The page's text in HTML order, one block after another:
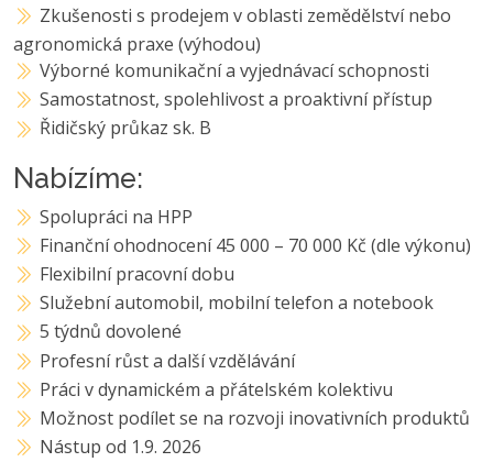
Zkušenosti s prodejem v oblasti zemědělství nebo
agronomická praxe (výhodou)
Výborné komunikační a vyjednávací schopnosti
Samostatnost, spolehlivost a proaktivní přístup
Řidičský průkaz sk. B
Nabízíme:
Spolupráci na HPP
Finanční ohodnocení 45 000 – 70 000 Kč (dle výkonu)
Flexibilní pracovní dobu
Služební automobil, mobilní telefon a notebook
5 týdnů dovolené
Profesní růst a další vzdělávání
Práci v dynamickém a přátelském kolektivu
Možnost podílet se na rozvoji inovativních produktů
Nástup od 1.9. 2026